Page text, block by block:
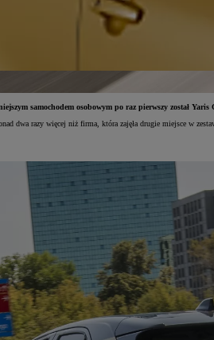
samochodem osobowym po raz pierwszy został Yaris
dwa razy więcej niż firma, która zajęła drugie miejsce w